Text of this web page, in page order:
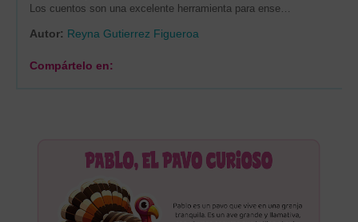
Los cuentos son una excelente herramienta para ense…
Autor: Reyna Gutierrez Figueroa
Compártelo en: